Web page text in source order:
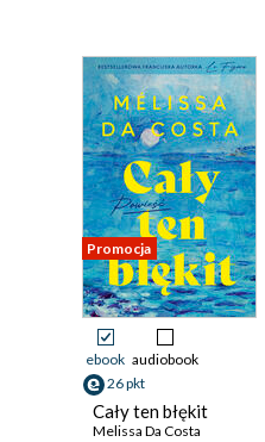
Promocja
ebook audiobook
26 pkt
Cały ten błękit
Melissa Da Costa